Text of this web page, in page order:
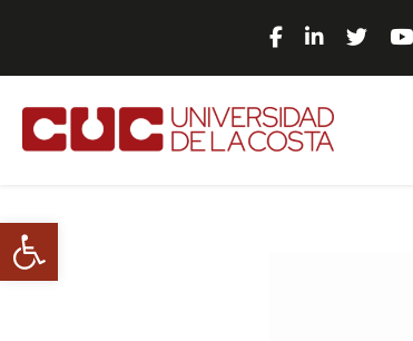
Abrir barra de herramientas